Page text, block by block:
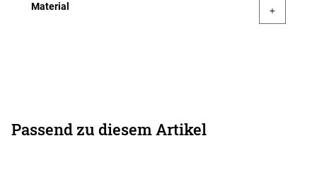
Material
Passend zu diesem Artikel